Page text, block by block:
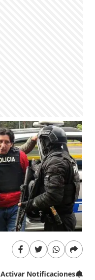
Activar Notificaciones